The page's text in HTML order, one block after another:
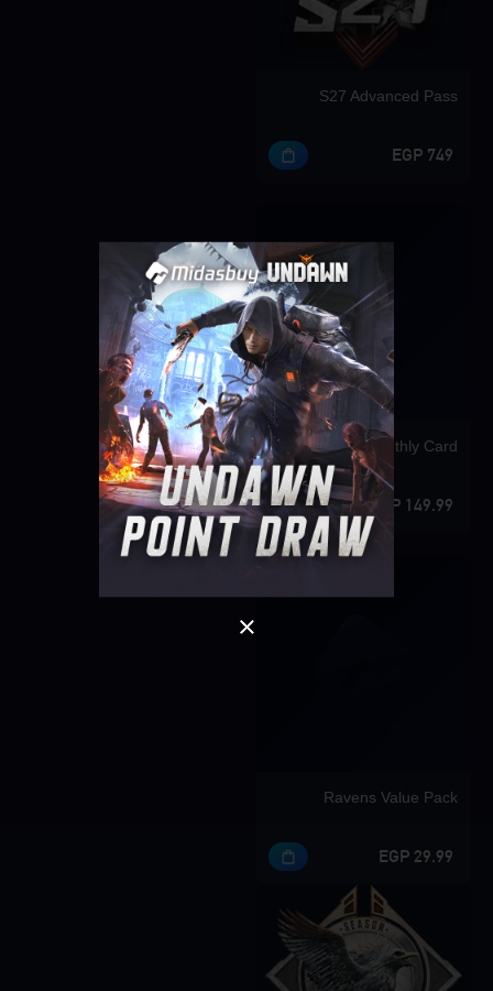
Singapore
نعم
S27 Advanced Pass
749 EGP
Monthly Card
149.99 EGP
Ravens Value Pack
29.99 EGP
OK